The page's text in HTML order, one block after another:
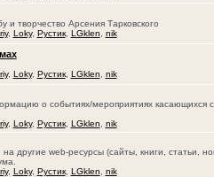
и творчество Арсения Тарковского
, Loky, Рустик, LGklen nik
, Loky, Рустик, LGklen nik
о событиях/мероприятиях касающихся
, Loky, Рустик, LGklen nik
другие web-ресурсы (сайты, книги, статьи,
, Loky, Рустик, LGklen nik